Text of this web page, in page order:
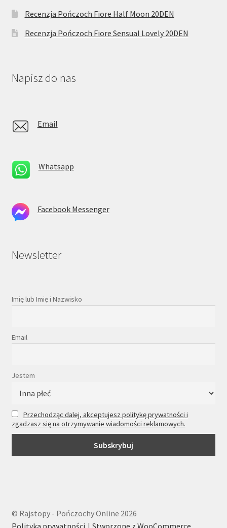
Recenzja Pończoch Fiore Half Moon 20DEN
Recenzja Pończoch Fiore Sensual Lovely 20DEN
Napisz do nas
Email
Whatsapp
Facebook Messenger
Newsletter
Imię lub Imię i Nazwisko
Email
Jestem
Przechodząc dalej, akceptujesz politykę prywatności i
zgadzasz się na otrzymywanie wiadomości reklamowych.
© Rajstopy - Pończochy Online 2026
Polityka prywatności
Stworzone z WooCommerce